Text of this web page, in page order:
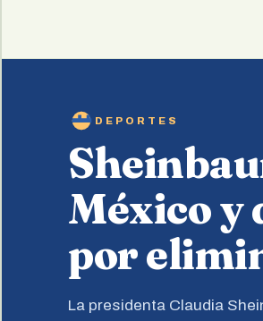
DEPORTES
México y
por
La presidenta Claudia